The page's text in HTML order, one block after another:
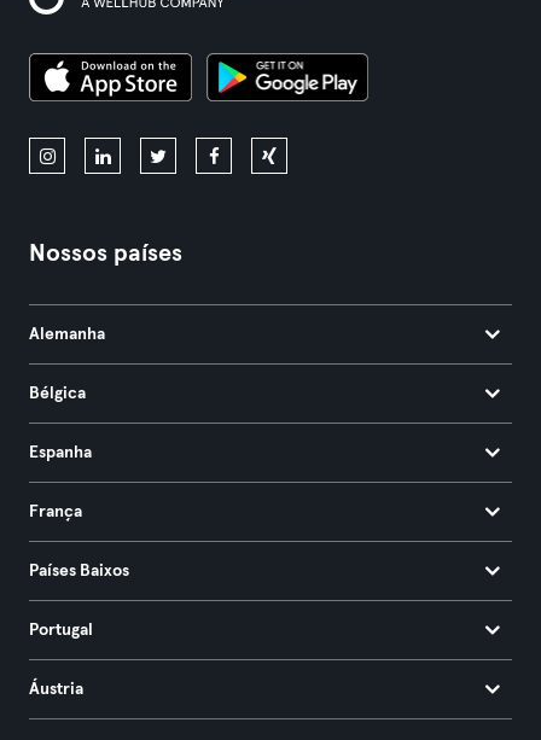
Nossos países
Alemanha
Bélgica
Espanha
França
Países Baixos
Portugal
Áustria